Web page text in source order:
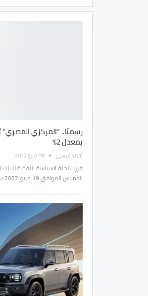
رسميًا.. “المركزي المصري”
بمعدل 2%
أحمد عيسى 19 مايو 2022
قررت لجنة السياسة النقدية
الخميس الموافق 19 مايو 2022 برفع سعري عائد الإيداع…